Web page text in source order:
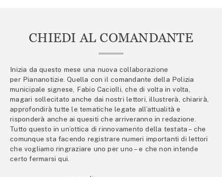
CHIEDI AL COMANDANTE
Inizia da questo mese una nuova collaborazione
per Piananotizie. Quella con il comandante della Polizia
municipale signese, Fabio Caciolli, che di volta in volta,
magari sollecitato anche dai nostri lettori, illustrerà, chiarirà,
approfondirà tutte le tematiche legate all’attualità e
risponderà anche ai quesiti che arriveranno in redazione.
Tutto questo in un’ottica di rinnovamento della testata – che
comunque sta facendo registrare numeri importanti di lettori
che vogliamo ringraziare uno per uno – e che non intende
certo fermarsi qui.